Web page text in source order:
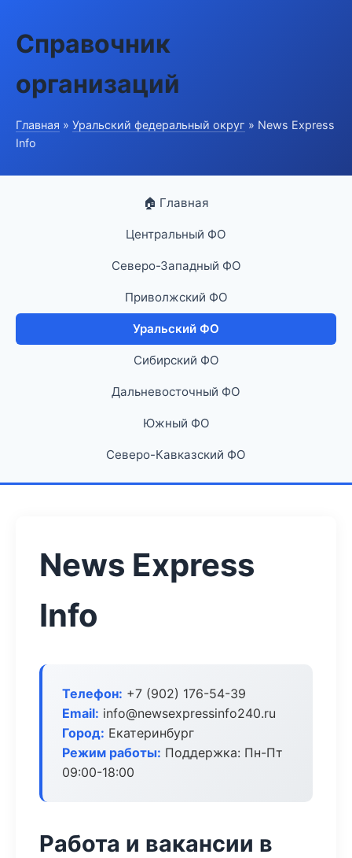
Справочник
организаций
Главная » Уральский федеральный округ » News Express
Info
🏠 Главная
Центральный ФО
Северо-Западный ФО
Приволжский ФО
Уральский ФО
Сибирский ФО
Дальневосточный ФО
Южный ФО
Северо-Кавказский ФО
News Express
Info
Телефон: +7 (902) 176-54-39
Email: info@newsexpressinfo240.ru
Город: Екатеринбург
Режим работы: Поддержка: Пн-Пт
09:00-18:00
Работа и вакансии в